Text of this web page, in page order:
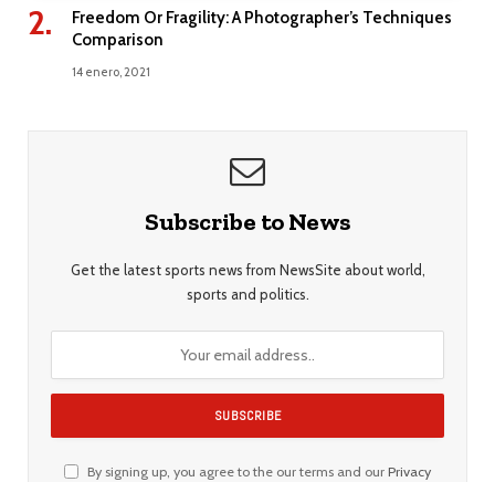
Freedom Or Fragility: A Photographer’s Techniques
Comparison
14 enero, 2021
Subscribe to News
Get the latest sports news from NewsSite about world,
sports and politics.
By signing up, you agree to the our terms and our Privacy